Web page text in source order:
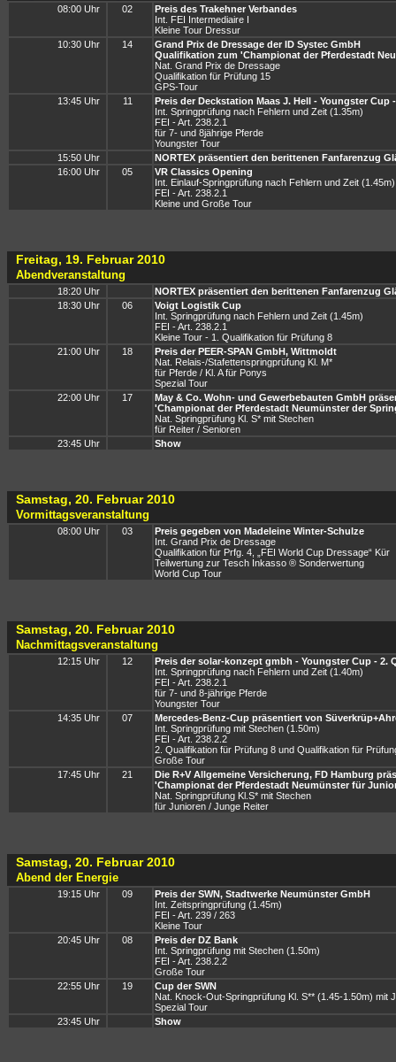
08:00 Uhr 02
Preis des Trakehner Verbandes
Int. FEI Intermediaire I
Kleine Tour Dressur
10:30 Uhr
14
Grand Prix de Dressage der ID Systec GmbH
Qualifikation zum 'Championat der Pferdestadt
Nat. Grand Prix de Dressage
Qualifikation für Prüfung 15
GPS-Tour
13:45 Uhr
11
Preis der Deckstation Maas J. Hell - Youngster Cup
Int. Springprüfung nach Fehlern und Zeit (1.35m)
FEI - Art. 238.2.1
für 7- und 8jährige Pferde
Youngster Tour
15:50 Uhr
NORTEX präsentiert den berittenen Fanfarenzug
16:00 Uhr
05
VR Classics Opening
Int. Einlauf-Springprüfung nach Fehlern und Zeit (1.45m)
FEI - Art. 238.2.1
Kleine und Große Tour
Freitag, 19. Februar 2010
Abendveranstaltung
18:20 Uhr
NORTEX präsentiert den berittenen Fanfarenzug
18:30 Uhr
06
Voigt Logistik Cup
Int. Springprüfung nach Fehlern und Zeit (1.45m)
FEI - Art. 238.2.1
Kleine Tour - 1. Qualifikation für Prüfung 8
21:00 Uhr
18
Preis der PEER-SPAN GmbH, Wittmoldt
Nat. Relais-/Stafettenspringprüfung Kl. M*
für Pferde / Kl. A für Ponys
Spezial Tour
22:00 Uhr
17
May & Co. Wohn- und Gewerbebauten GmbH
'Championat der Pferdestadt Neumünster der
Nat. Springprüfung Kl. S* mit Stechen
für Reiter / Senioren
23:45 Uhr
Show
Samstag, 20. Februar 2010
Vormittagsveranstaltung
08:00 Uhr 03
Preis gegeben von Madeleine Winter-Schulze
Int. Grand Prix de Dressage
Qualifikation für Prfg. 4, „FEI World Cup Dressage“ Kür
Teilwertung zur Tesch Inkasso ® Sonderwertung
World Cup Tour
Samstag, 20. Februar 2010
Nachmittagsveranstaltung
12:15 Uhr 12
Preis der solar-konzept gmbh - Youngster Cup - 2.
Int. Springprüfung nach Fehlern und Zeit (1.40m)
FEI - Art. 238.2.1
für 7- und 8-jährige Pferde
Youngster Tour
14:35 Uhr
07
Mercedes-Benz-Cup präsentiert von
Int. Springprüfung mit Stechen (1.50m)
FEI - Art. 238.2.2
2. Qualifikation für Prüfung 8 und Qualifikation für
Große Tour
17:45 Uhr
21
Die R+V Allgemeine Versicherung, FD Hamburg
'Championat der Pferdestadt Neumünster für
Nat. Springprüfung Kl.S* mit Stechen
für Junioren / Junge Reiter
Samstag, 20. Februar 2010
Abend der Energie
19:15 Uhr 09
Preis der SWN, Stadtwerke Neumünster GmbH
Int. Zeitspringprüfung (1.45m)
FEI - Art. 239 / 263
Kleine Tour
20:45 Uhr
08
Preis der DZ Bank
Int. Springprüfung mit Stechen (1.50m)
FEI - Art. 238.2.2
Große Tour
22:55 Uhr
19
Cup der SWN
Nat. Knock-Out-Springprüfung Kl. S** (1.45-1.50m) mit
Spezial Tour
23:45 Uhr
Show